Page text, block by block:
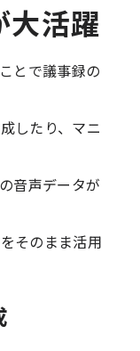
大活躍
とで議事録の
したり、マニ
音声データが
そのまま活用